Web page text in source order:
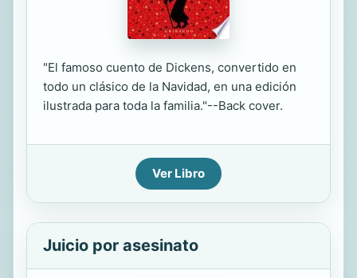
"El famoso cuento de Dickens, convertido en
todo un clásico de la Navidad, en una edición
ilustrada para toda la familia."--Back cover.
Ver Libro
Juicio por asesinato